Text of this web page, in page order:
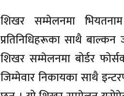
शिखर सम्मेलनमा
प्रतिनिधिहरूका साथै
शिखर सम्मेलनमा बोर्डर
जिम्मेवार निकायका साथै